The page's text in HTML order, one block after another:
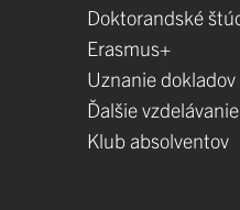
Doktorandské
Erasmus+
Uznanie
Ďalšie vzdelávanie
Klub absolventov